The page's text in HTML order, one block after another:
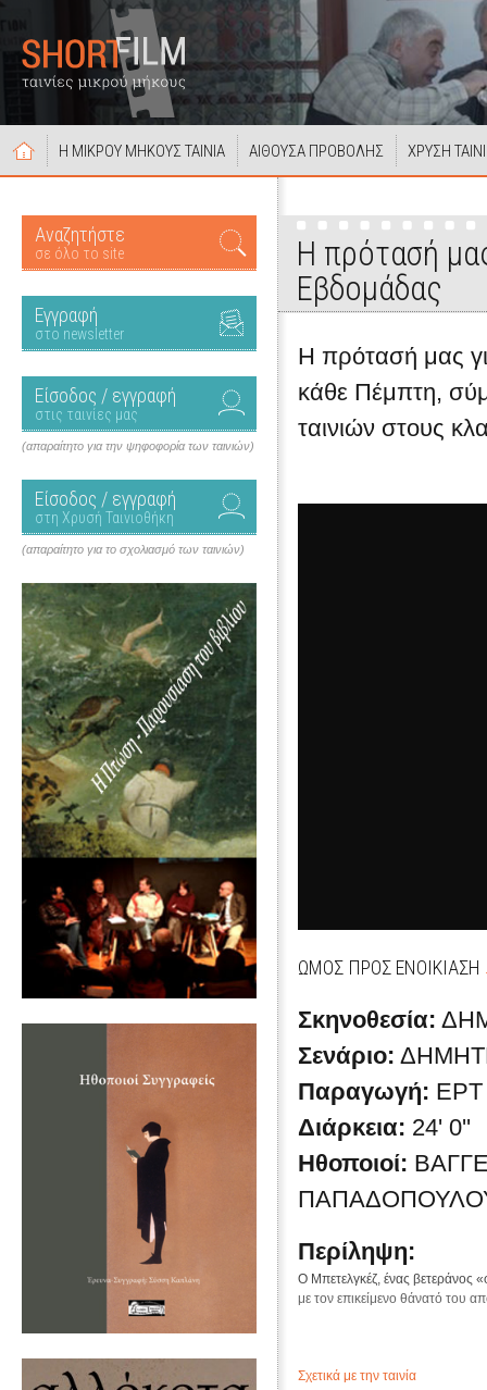
Η ΜΙΚΡΟΥ ΜΗΚΟΥΣ ΤΑΙΝΙΑ ΑΙΘΟΥΣΑ ΠΡΟΒΟΛΗΣ ΧΡΥΣΗ
Αναζητήστε
σε όλο το site
Εγγραφή
στο newsletter
Είσοδος / εγγραφή
στις ταινίες μας
(απαραίτητο για την ψηφοφορία των ταινιών)
Είσοδος / εγγραφή
στη Χρυσή Ταινιοθήκη
(απαραίτητο για το σχολιασμό των ταινιών)
Η πρότασή
Εβδομάδας
Η πρότασή μας
κάθε Πέμπτη,
ταινιών στους
ΩΜΟΣ ΠΡΟΣ ΕΝΟΙΚΙΑΣΗ
Σκηνοθεσία:
Σενάριο:
Παραγωγή:
Διάρκεια: 24' 0''
Ηθοποιοί:
Περίληψη:
Ο Μπετελγκέζ, ένας βετεράνος
με τον επικείμενο θάνατό του
Σχετικά με την ταινία